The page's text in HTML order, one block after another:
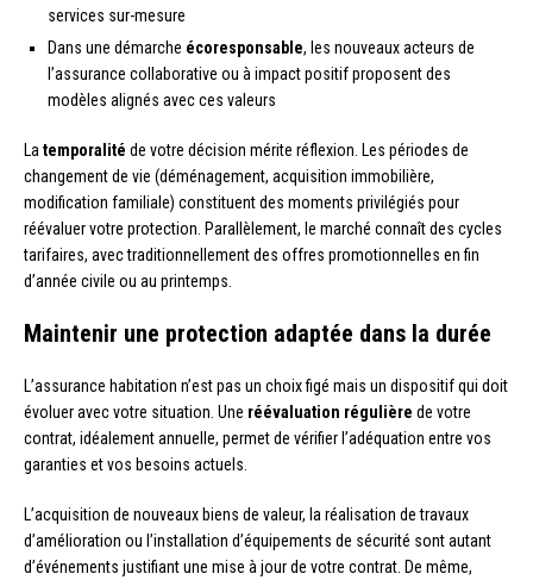
services sur-mesure
Dans une démarche écoresponsable, les nouveaux acteurs de
l’assurance collaborative ou à impact positif proposent des
modèles alignés avec ces valeurs
La temporalité de votre décision mérite réflexion. Les périodes de
changement de vie (déménagement, acquisition immobilière,
modification familiale) constituent des moments privilégiés pour
réévaluer votre protection. Parallèlement, le marché connaît des cycles
tarifaires, avec traditionnellement des offres promotionnelles en fin
d’année civile ou au printemps.
Maintenir une protection adaptée dans la durée
L’assurance habitation n’est pas un choix figé mais un dispositif qui doit
évoluer avec votre situation. Une réévaluation régulière de votre
contrat, idéalement annuelle, permet de vérifier l’adéquation entre vos
garanties et vos besoins actuels.
L’acquisition de nouveaux biens de valeur, la réalisation de travaux
d’amélioration ou l’installation d’équipements de sécurité sont autant
d’événements justifiant une mise à jour de votre contrat. De même,